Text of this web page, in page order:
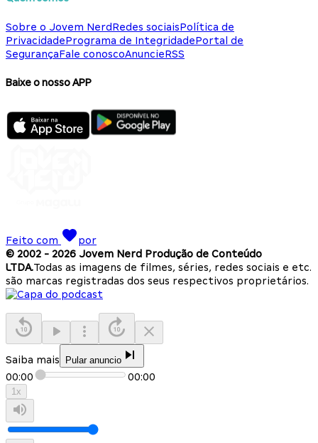
Sobre o Jovem NerdRedes sociaisPolítica de
PrivacidadePrograma de IntegridadePortal de
SegurançaFale conoscoAnuncieRSS
Baixe o nosso APP
Feito com
por
© 2002 - 2026 Jovem Nerd Produção de Conteúdo
LTDA.Todas as imagens de filmes, séries, redes sociais e etc.
são marcas registradas dos seus respectivos proprietários.
Saiba mais Pular anuncio
00:00 00:00
1x